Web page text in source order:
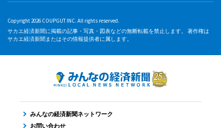
Copyright 2026 COUPGUT INC. All rights reserved.
サカエ経済新聞に掲載の記事・写真・図表などの無断転載を禁止します。 著作権は
サカエ経済新聞またはその情報提供者に属します。
みんなの経済新聞ネットワーク
お問い合わせ